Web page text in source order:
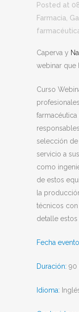
Posted at
Farmacia
Caperva y
webinar que
Curso
selección
servicio a
como
de estos
la
técnicos
detalle
Fecha
Duración: 90
Idioma: